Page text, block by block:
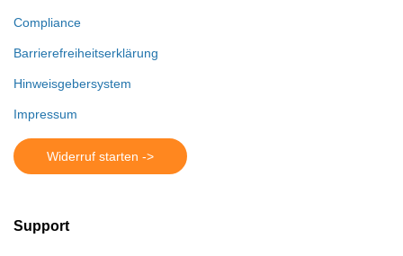
Compliance
Barrierefreiheitserklärung
Hinweisgebersystem
Impressum
Widerruf starten ->
Support